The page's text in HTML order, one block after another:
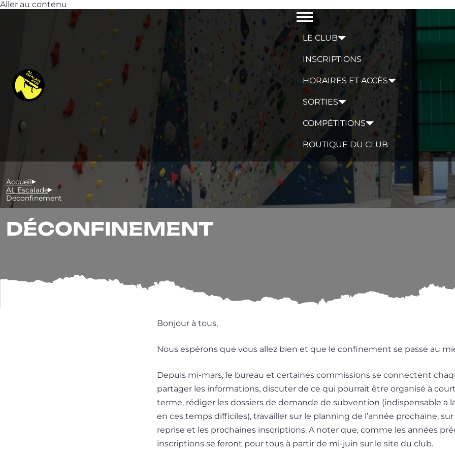
Aller au contenu
Menu
LE CLUB
INSCRIPTIONS
HORAIRES ET ACCÈS
SORTIES
COMPÉTITIONS
BOUTIQUE DU CLUB
Accueil
AL Escalade
Déconfinement
DÉCONFINEMENT
Bonjour à tous,
Nous espé­rons que vous allez bien et que le confi­ne­ment se passe au
Depuis mi-mars, le bureau et cer­taines com­mis­sions se connectent
par­ta­ger les infor­ma­tions, dis­cu­ter de ce qui pour­rait être orga­ni­sé à
terme, rédi­ger les dos­siers de demande de sub­ven­tion (indis­pen­sable a
en ces temps dif­fi­ciles), tra­vailler sur le plan­ning de l’année pro­chaine,
reprise et les pro­chaines ins­crip­tions. A noter que, comme les années
inscriptions se feront pour tous à par­tir de mi-juin sur le site du club.